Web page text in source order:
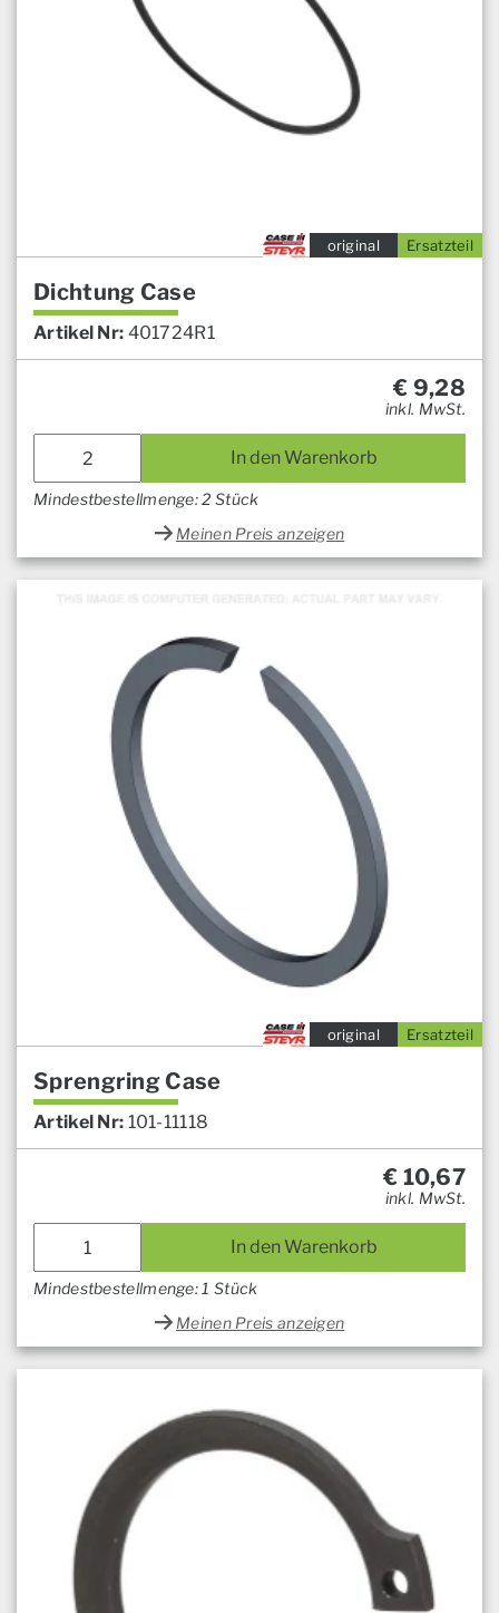
Ersatzteil
original
Dichtung Case
Artikel Nr: 401724R1
€ 9,28
inkl. MwSt.
In den Warenkorb
Mindestbestellmenge: 2 Stück
Meinen Preis anzeigen
Ersatzteil
original
Sprengring Case
Artikel Nr: 101-11118
€ 10,67
inkl. MwSt.
In den Warenkorb
Mindestbestellmenge: 1 Stück
Meinen Preis anzeigen